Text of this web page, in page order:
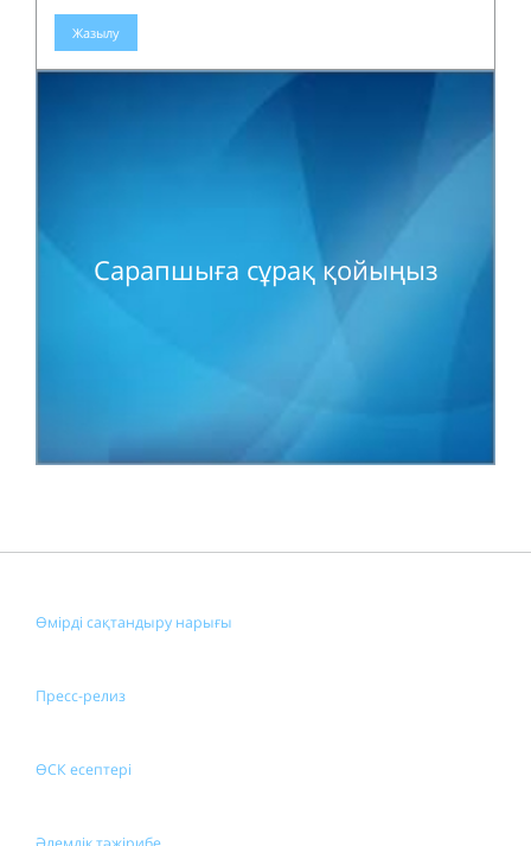
Жазылу
Сарапшыға сұрақ қойыңыз
Өмірді сақтандыру нарығы
Пресс-релиз
ӨСК есептері